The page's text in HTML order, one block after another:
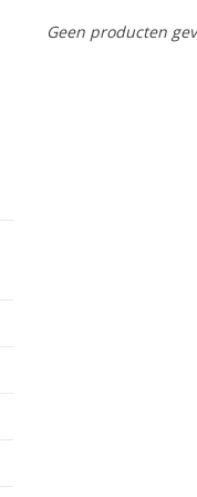
Geen producten